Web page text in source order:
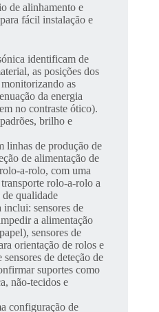
de alinhamento e
fácil instalação e
identificam de
as posições dos
as
da energia
no contraste ótico).
brilho e
linhas de produção de
de alimentação de
a-rolo, com uma
rolo-a-rolo a
qualidade
inclui: sensores de
a alimentação
sensores de
orientação de rolos e
de deteção de
suportes como
não-tecidos e
configuração de